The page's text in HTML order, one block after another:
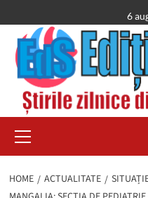
to
content
6
Menu
HOME ACTUALITATE